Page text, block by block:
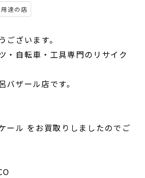
達の店
ございます。
・自転車・工具専門のリサイク
バザール店です。
ール をお買取りしましたのでご